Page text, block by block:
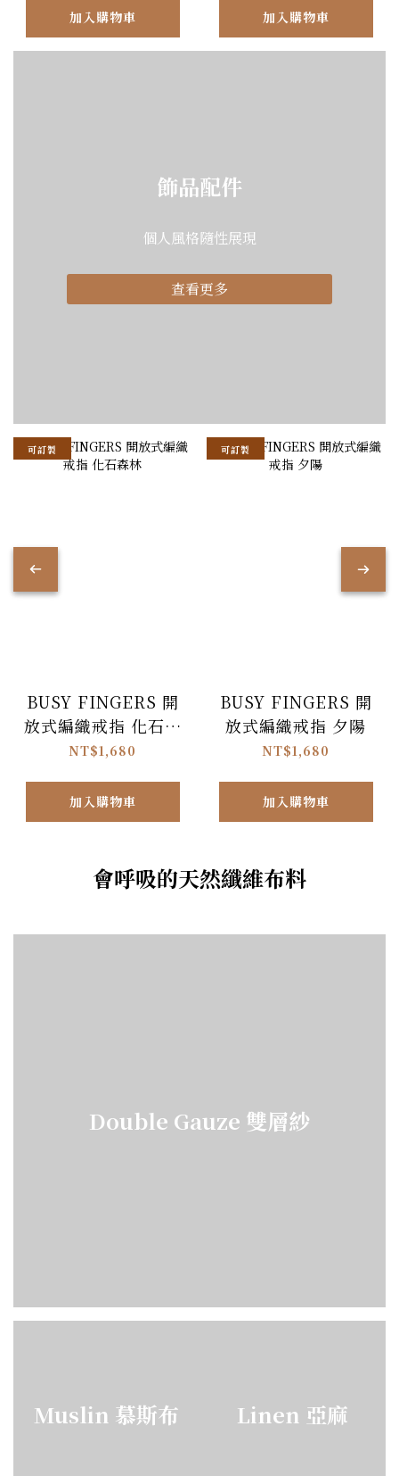
加入購物車 加入購物車
飾品配件
個人風格隨性展現
查看更多
可訂製
BUSY FINGERS 開
放式編織戒指 化石森
林
NT$1,680
加入購物車
可訂製
BUSY FINGERS 開
放式編織戒指 夕陽
NT$1,680
加入購物車
會呼吸的天然纖維布料
Double Gauze 雙層紗
Muslin 慕斯布 Linen 亞麻